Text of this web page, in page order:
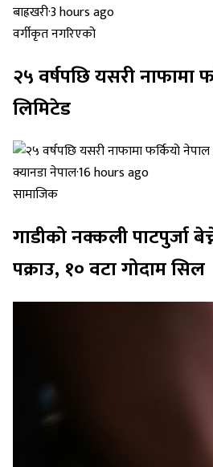
बाह्रखरी·3 hours ago
वर्गीकृत नगरिएको
२५ वर्षपछि यसरी नाफामा
लिमिटेड
क्यानडा नेपाल·16 hours ago
सामाजिक
गाडीको नक्कली पाटपुर्जा
पक्राउ, १० वटा गोदाम सिल